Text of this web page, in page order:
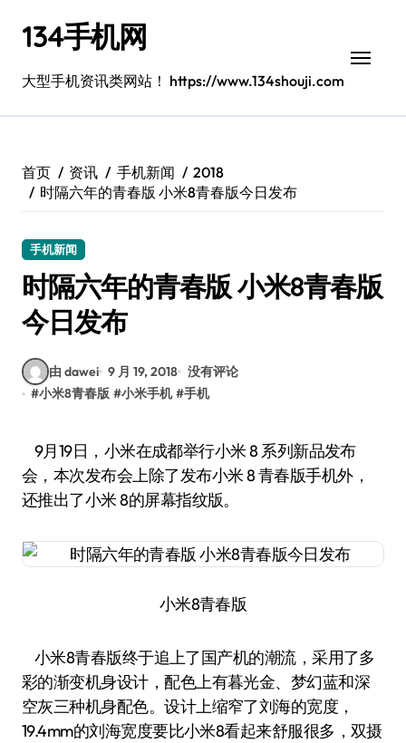
134手机网
大型手机资讯类网站！ https://www.134shouji.com
首页 资讯 手机新闻
2018
时隔六年的青春版 小米8青春版今日发布
手机新闻
时隔六年的青春版 小米8青春版
今日发布
由 dawei 9 月 19, 2018 没有评论
#小米8青春版 #小米手机 #手机
9月19日，小米在成都举行小米 8 系列新品发布
会，本次发布会上除了发布小米 8 青春版手机外，
还推出了小米 8的屏幕指纹版。
小米8青春版
小米8青春版终于追上了国产机的潮流，采用了多
彩的渐变机身设计，配色上有暮光金、梦幻蓝和深
空灰三种机身配色。设计上缩窄了刘海的宽度，
19.4mm的刘海宽度要比小米8看起来舒服很多，双摄